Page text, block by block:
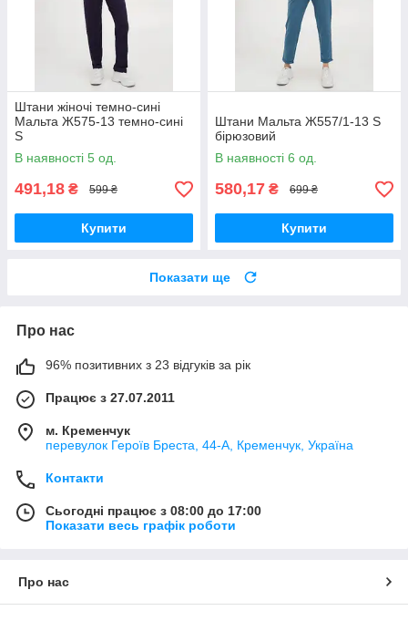
Штани жіночі темно-сині
Мальта Ж575-13 темно-сині
S
В наявності 5 од.
491,18 ₴ 599 ₴
Купити
Штани Мальта Ж557/1-13 S
бірюзовий
В наявності 6 од.
580,17 ₴ 699 ₴
Купити
Показати ще
Про нас
96% позитивних з 23 відгуків за рік
Працює з 27.07.2011
м. Кременчук
перевулок Героїв Бреста, 44-А, Кременчук, Україна
Контакти
Сьогодні працює з 08:00 до 17:00
Показати весь графік роботи
Про нас